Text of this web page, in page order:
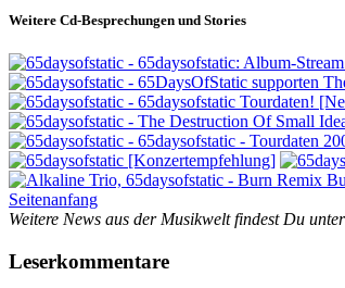
Weitere Cd-Besprechungen und Stories
Seitenanfang
Weitere News aus der Musikwelt findest Du
Leserkommentare